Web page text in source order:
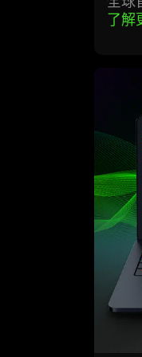
了解
project
linda